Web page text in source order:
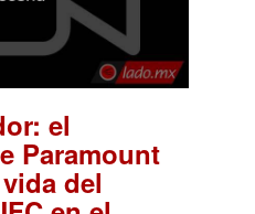
el
Paramount
del